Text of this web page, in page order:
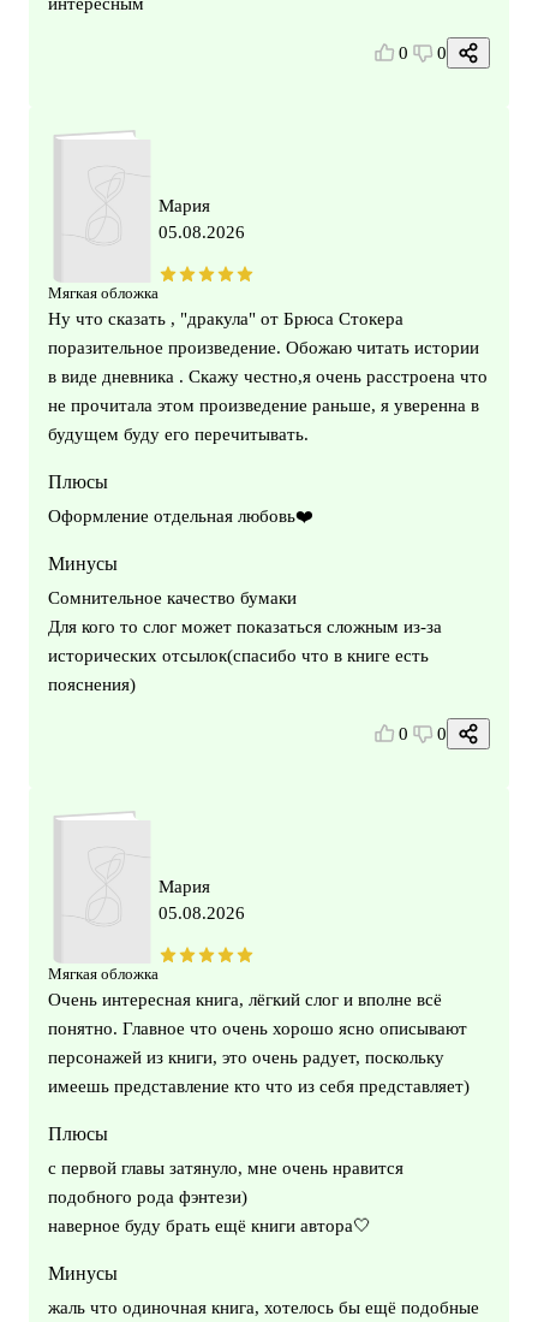
0 0
Мягкая обложка
Мария
05.08.2026
Ну что сказать , "дракула" от Брюса Стокера
поразительное произведение. Обожаю читать истории
в виде дневника . Скажу честно,я очень расстроена что
не прочитала этом произведение раньше, я уверенна в
будущем буду его перечитывать.
Плюсы
Оформление отдельная любовь❤️
Минусы
Сомнительное качество бумаки
Для кого то слог может показаться сложным из-за
исторических отсылок(спасибо что в книге есть
пояснения)
0 0
Мягкая обложка
Мария
05.08.2026
Очень интересная книга, лёгкий слог и вполне всё
понятно. Главное что очень хорошо ясно описывают
персонажей из книги, это очень радует, поскольку
имеешь представление кто что из себя представляет)
Плюсы
с первой главы затянуло, мне очень нравится
подобного рода фэнтези)
наверное буду брать ещё книги автора🤍
Минусы
жаль что одиночная книга, хотелось бы ещё подобные